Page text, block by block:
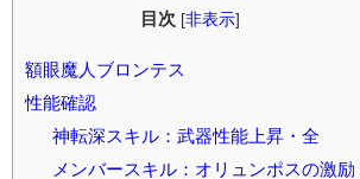
目次 [非表示]
額眼魔人ブロンテス
性能確認
神転深スキル：武器性能上昇・全
メンバースキル：オリュンポスの激励